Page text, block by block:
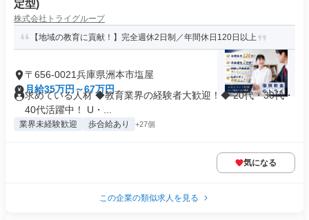
定型)
株式会社トライグループ
【地域の教育に貢献！】完全週休2日制／年間休日120日以上
〒656-0021兵庫県洲本市塩屋
月給35万円～67万円
求めている人材 ◆教育業界の経験者大歓迎！◆ 20代・30代・
40代活躍中！ U・...
業界未経験歓迎 歩合給あり +27個
気になる
この企業の類似求人を見る